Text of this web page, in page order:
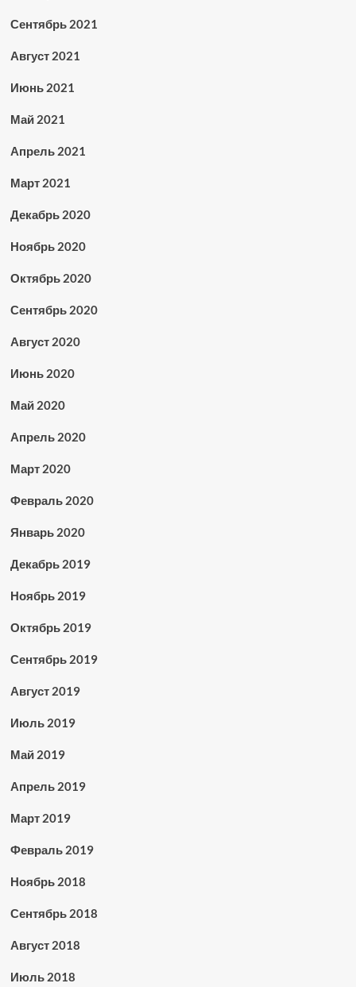
Сентябрь 2021
Август 2021
Июнь 2021
Май 2021
Апрель 2021
Март 2021
Декабрь 2020
Ноябрь 2020
Октябрь 2020
Сентябрь 2020
Август 2020
Июнь 2020
Май 2020
Апрель 2020
Март 2020
Февраль 2020
Январь 2020
Декабрь 2019
Ноябрь 2019
Октябрь 2019
Сентябрь 2019
Август 2019
Июль 2019
Май 2019
Апрель 2019
Март 2019
Февраль 2019
Ноябрь 2018
Сентябрь 2018
Август 2018
Июль 2018